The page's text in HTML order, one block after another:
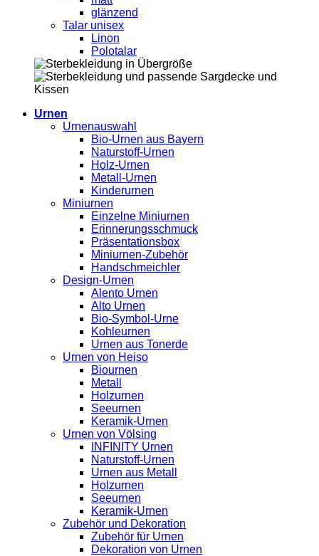
glänzend
Talar unisex
Linon
Polotalar
Urnen
Urnenauswahl
Bio-Urnen aus Bayern
Naturstoff-Urnen
Holz-Urnen
Metall-Urnen
Kinderurnen
Miniurnen
Einzelne Miniurnen
Erinnerungsschmuck
Präsentationsbox
Miniurnen-Zubehör
Handschmeichler
Design-Urnen
Alento Urnen
Alto Urnen
Bio-Symbol-Urne
Kohleurnen
Urnen aus Tonerde
Urnen von Heiso
Biournen
Metall
Holzurnen
Seeurnen
Keramik-Urnen
Urnen von Völsing
INFINITY Urnen
Naturstoff-Urnen
Urnen aus Metall
Holzurnen
Seeurnen
Keramik-Urnen
Zubehör und Dekoration
Zubehör für Urnen
Dekoration von Urnen